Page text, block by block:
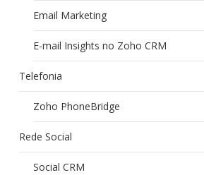
Email Marketing
E-mail Insights no Zoho CRM
Telefonia
Zoho PhoneBridge
Rede Social
Social CRM